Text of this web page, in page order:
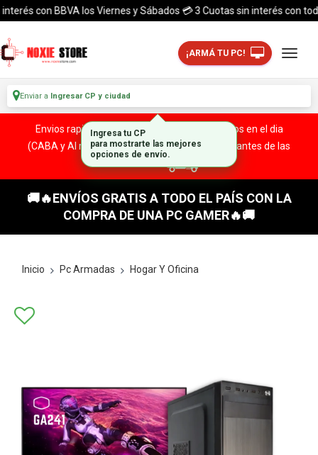
con BBVA los Viernes y Sábados 💳 3 Cuotas sin interés con
¡ARMÁ TU PC!
Enviar a Ingresar CP y ciudad
Envios rapidos y seguros a todo el pais. ¡ Envios en el dia
(CABA y Al rededores) Acreditando tu compra antes de las
🚚🔥ENVÍOS GRATIS A TODO EL PAÍS CON LA
COMPRA DE UNA PC GAMER🔥🚚
Inicio Pc Armadas Hogar Y Oficina